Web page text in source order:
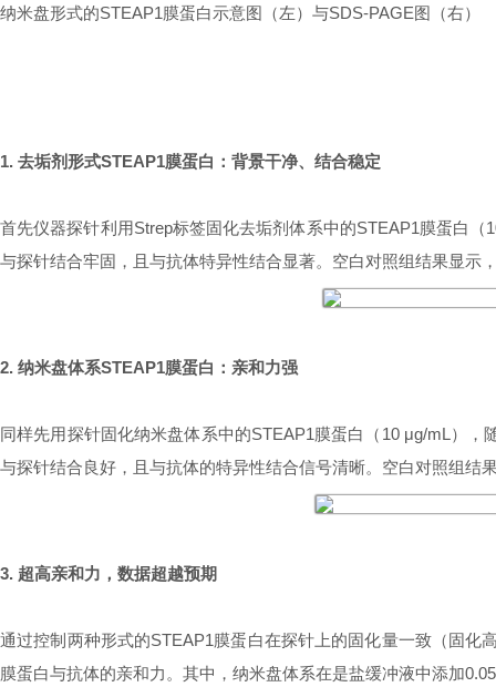
纳米盘形式的STEAP1膜蛋白示意图（左）与SDS-PAGE图（右）
1. 去垢剂形式STEAP1膜蛋白：背景干净、结合稳定
首先仪器探针利用Strep标签固化去垢剂体系中的STEAP1膜蛋白
与探针结合牢固，且与抗体特异性结合显著。空白对照组结果显示
2. 纳米盘体系STEAP1膜蛋白：亲和力强
同样先用探针固化纳米盘体系中的STEAP1膜蛋白（10 μg/mL）
与探针结合良好，且与抗体的特异性结合信号清晰。空白对照组结
3. 超高亲和力，数据超越预期
通过控制两种形式的STEAP1膜蛋白在探针上的固化量一致（固化
膜蛋白与抗体的亲和力。其中，纳米盘体系在是盐缓冲液中添加